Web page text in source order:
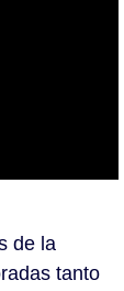
de la
tanto